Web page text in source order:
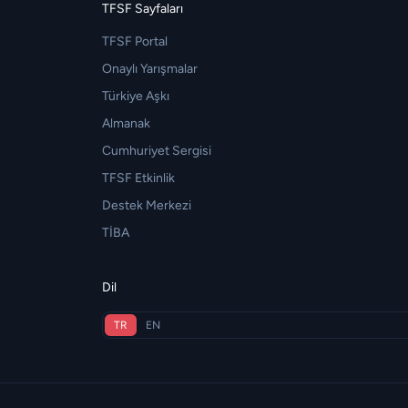
TFSF Sayfaları
TFSF Portal
Onaylı Yarışmalar
Türkiye Aşkı
Almanak
Cumhuriyet Sergisi
TFSF Etkinlik
Destek Merkezi
TİBA
Dil
TR EN